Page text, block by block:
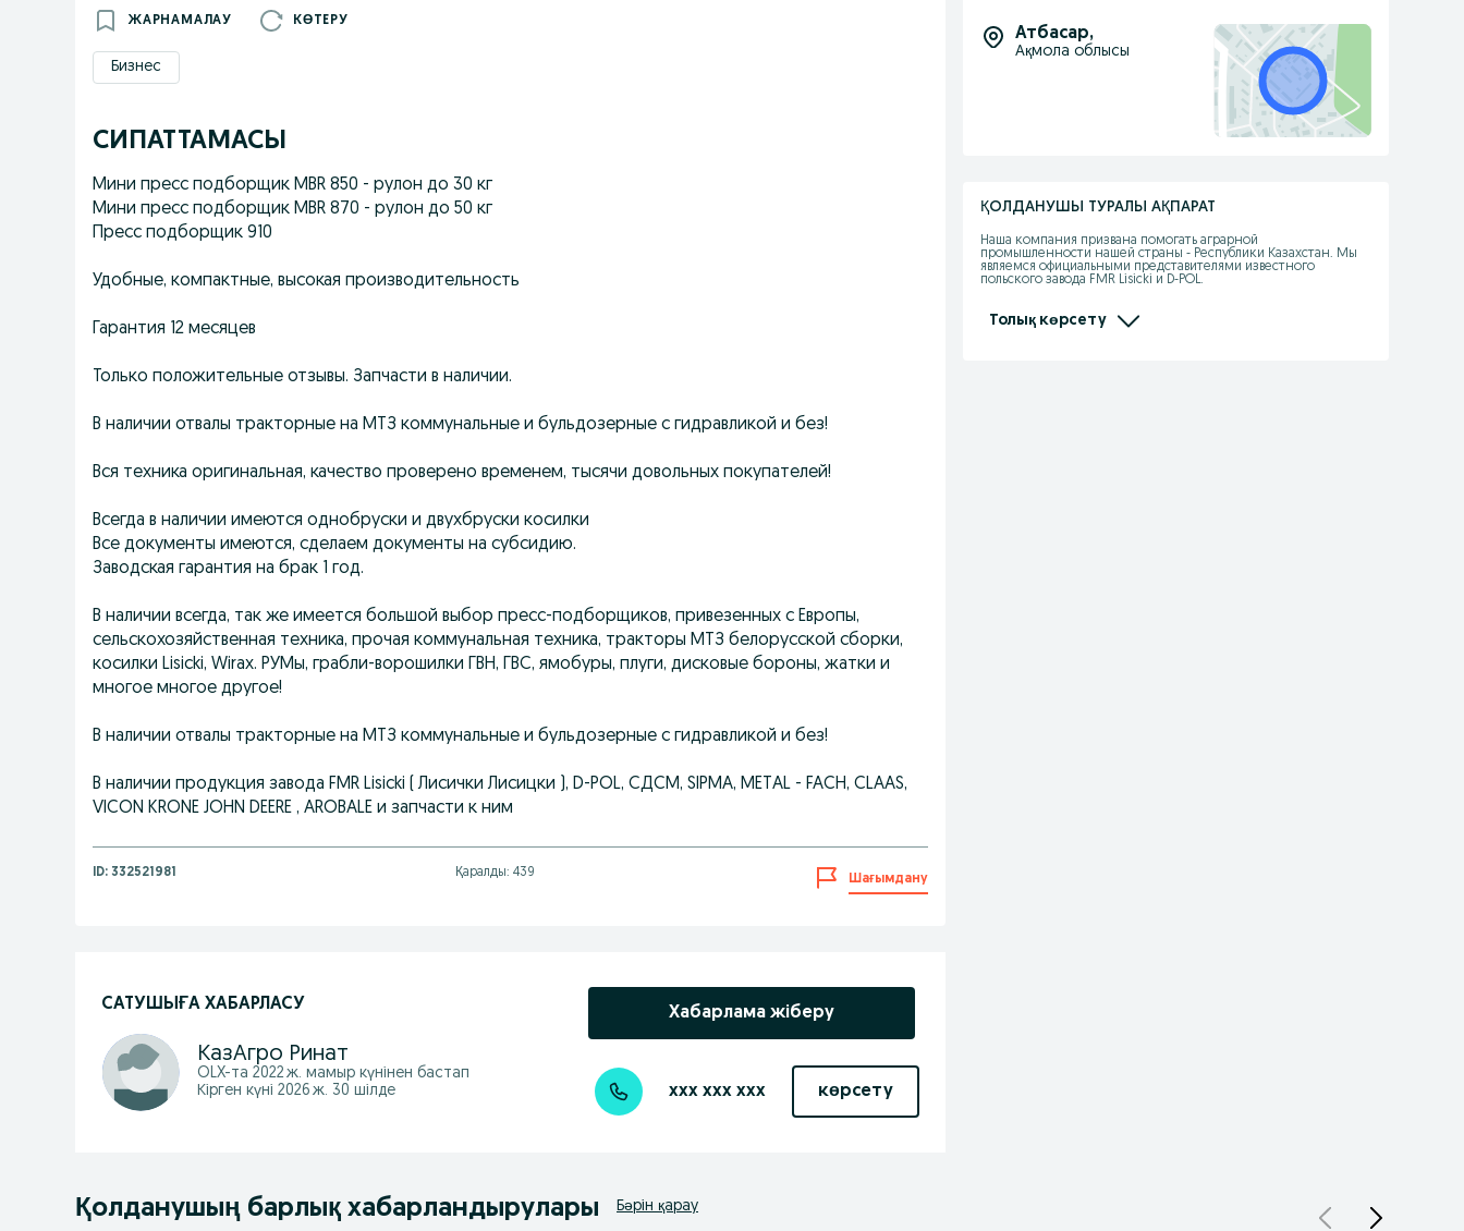
ЖАРНАМАЛАУ КӨТЕРУ
Бизнес
СИПАТТАМАСЫ
Мини пресс подборщик MBR 850 - рулон до 30 кг
Мини пресс подборщик MBR 870 - рулон до 50 кг
Пресс подборщик 910
Удобные, компактные, высокая производительность
Гарантия 12 месяцев
Только положительные отзывы. Запчасти в наличии.
В наличии отвалы тракторные на МТЗ коммунальные и бульдозерные с гидравликой и без!
Вся техника оригинальная, качество проверено временем, тысячи довольных покупателей!
Всегда в наличии имеются однобруски и двухбруски косилки
Все документы имеются, сделаем документы на субсидию.
Заводская гарантия на брак 1 год.
В наличии всегда, так же имеется большой выбор пресс-подборщиков, привезенных с Европы,
сельскохозяйственная техника, прочая коммунальная техника, тракторы МТЗ белорусской сборки,
косилки Lisicki, Wirax. РУМы, грабли-ворошилки ГВН, ГВС, ямобуры, плуги, дисковые бороны, жатки и
многое многое другое!
В наличии отвалы тракторные на МТЗ коммунальные и бульдозерные с гидравликой и без!
В наличии продукция завода FMR Lisicki ( Лисички Лисицки ), D-POL, СДСМ, SIPMA, METAL - FACH, CLAAS,
VICON KRONE JOHN DEERE , AROBALE и запчасти к ним
ID: 332521981 Қаралды: 439 Шағымдану
САТУШЫҒА ХАБАРЛАСУ
КазАгро Ринат
OLX-та 2022 ж. мамыр күнінен бастап
Кірген күні 2026 ж. 30 шілде
Хабарлама жіберу
xxx xxx xxx көрсету
Атбасар,
Ақмола облысы
ҚОЛДАНУШЫ ТУРАЛЫ АҚПАРАТ
Наша компания призвана помогать аграрной
промышленности нашей страны - Республики Казахстан. Мы
являемся официальными представителями известного
польского завода FMR Lisicki и D-POL.
сельхозтехнику напрямую с завода! Отличное качество
продукции позволяет нашей компании пользоваться отличной
Толық көрсету
Қолданушың барлық хабарландырулары Бәрін қарау